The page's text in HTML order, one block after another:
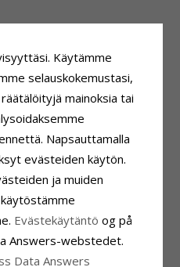
Hionta:Viistehiottu
Väri: Valkoinen
Kivi: Zirkoni
Kiinnitys
Korkeus Ilman Riipuspidikettä:
15,5 mm
Leveys:13,0 mm
LUOKASSA
Käytämme
selauskokemustasi,
mainoksia tai
Napsauttamalla
evästeiden käytön.
ja muiden
Evästekäytäntö og på
Answers-webstedet.
Data Answers